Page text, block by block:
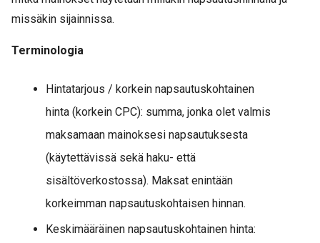
missäkin sijainnissa.
Terminologia
Hintatarjous / korkein napsautuskohtainen
hinta (korkein CPC): summa, jonka olet valmis
maksamaan mainoksesi napsautuksesta
(käytettävissä sekä haku- että
sisältöverkostossa). Maksat enintään
korkeimman napsautuskohtaisen hinnan.
Keskimääräinen napsautuskohtainen hinta: